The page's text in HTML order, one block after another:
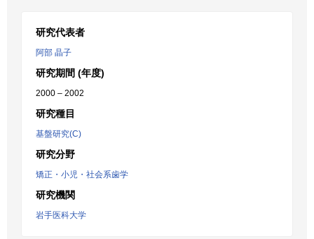
研究代表者
阿部 晶子
研究期間 (年度)
2000 – 2002
研究種目
基盤研究(C)
研究分野
矯正・小児・社会系歯学
研究機関
岩手医科大学